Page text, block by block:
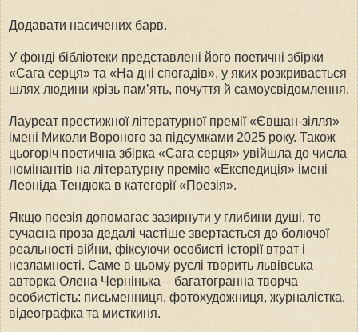
Додавати насичених барв.
У фонді бібліотеки представлені його поетичні збірки
«Сага серця» та «На дні спогадів», у яких розкривається
шлях людини крізь пам’ять, почуття й самоусвідомлення.
Лауреат престижної літературної премії «Євшан-зілля»
імені Миколи Вороного за підсумками 2025 року. Також
цьогоріч поетична збірка «Сага серця» увійшла до числа
номінантів на літературну премію «Експедиція» імені
Леоніда Тендюка в категорії «Поезія».
Якщо поезія допомагає зазирнути у глибини душі, то
сучасна проза дедалі частіше звертається до болючої
реальності війни, фіксуючи особисті історії втрат і
незламності. Саме в цьому руслі творить львівська
авторка Олена Чернінька – багатогранна творча
особистість: письменниця, фотохудожниця, журналістка,
відеографка та мисткиня.